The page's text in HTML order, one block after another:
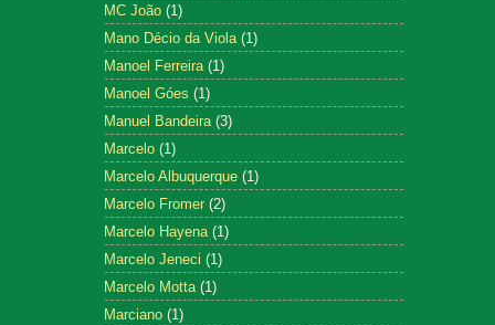
MC João (1)
Mano Décio da Viola (1)
Manoel Ferreira (1)
Manoel Góes (1)
Manuel Bandeira (3)
Marcelo (1)
Marcelo Albuquerque (1)
Marcelo Fromer (2)
Marcelo Hayena (1)
Marcelo Jeneci (1)
Marcelo Motta (1)
Marciano (1)